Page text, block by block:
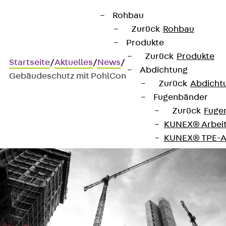
Rohbau
Zurück Rohbau
Produkte
Zurück Produkte
Abdichtung
Zurück
Fugenbänder
Zurück
KUNEX®
KUNEX®
KUNEX®
KUNEX®
KUNEX®
KUNEX®
KUNEX®
Startseite/Aktuelles/News/
Gebäudeschutz mit PohlCon